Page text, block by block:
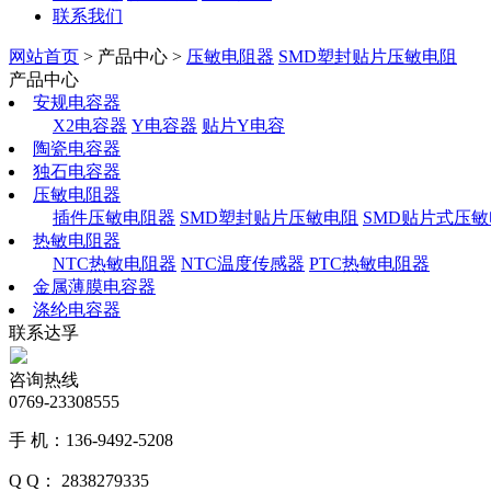
联系我们
网站首页 > 产品中心 > 压敏电阻器 SMD塑封贴片压敏电阻
产品中心
安规电容器
X2电容器 Y电容器 贴片Y电容
陶瓷电容器
独石电容器
压敏电阻器
插件压敏电阻器 SMD塑封贴片压敏电阻 SMD贴片式压
热敏电阻器
NTC热敏电阻器 NTC温度传感器 PTC热敏电阻器
金属薄膜电容器
涤纶电容器
联系达孚
咨询热线
0769-23308555
手 机：136-9492-5208
Q Q： 2838279335